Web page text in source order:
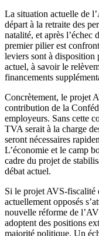
La situation actuelle de
départ à la retraite des
natalité, et après l’échec
premier pilier est
leviers sont à disposition
actuel, à savoir le
financements
Concrètement, le projet
contribution de la
employeurs. Sans cette
TVA serait à la charge
seront nécessaires
L’économie et le camp
cadre du projet de
débat actuel.
Si le projet AVS-fiscalité
actuellement opposés
nouvelle réforme de
adoptent des positions
majorité politique. Un